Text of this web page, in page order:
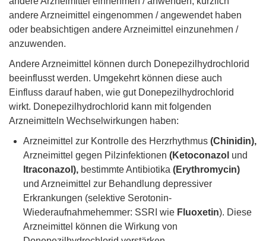
andere Arzneimittel eingenommen / angewendet haben
oder beabsichtigen andere Arzneimittel einzunehmen /
anzuwenden.
Andere Arzneimittel können durch Donepezilhydrochlorid
beeinflusst werden. Umgekehrt können diese auch
Einfluss darauf haben, wie gut Donepezilhydrochlorid
wirkt. Donepezilhydrochlorid kann mit folgenden
Arzneimitteln Wechselwirkungen haben:
Arzneimittel zur Kontrolle des Herzrhythmus (Chinidin),
Arzneimittel gegen Pilzinfektionen (Ketoconazol und
Itraconazol), bestimmte Antibiotika (Erythromycin)
und Arzneimittel zur Behandlung depressiver
Erkrankungen (selektive Serotonin-
Wiederaufnahmehemmer: SSRI wie Fluoxetin). Diese
Arzneimittel können die Wirkung von